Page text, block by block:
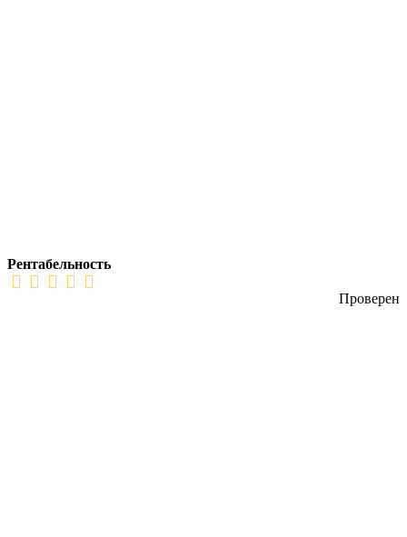
Рентабельность
Проверен